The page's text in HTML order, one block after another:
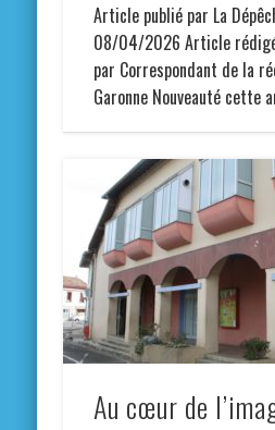
Article publié par La
08/04/2026 Article
par Correspondant de la
Garonne Nouveauté cette
Au cœur de